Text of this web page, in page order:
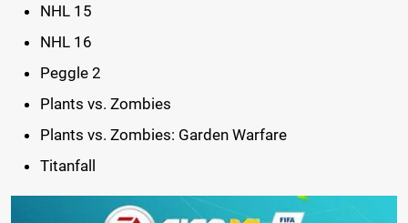
NHL 15
NHL 16
Peggle 2
Plants vs. Zombies
Plants vs. Zombies: Garden Warfare
Titanfall